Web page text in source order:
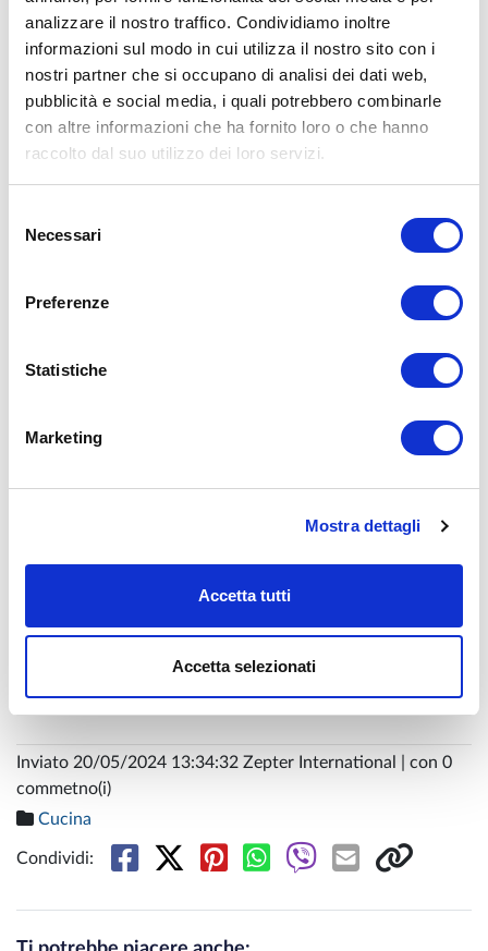
analizzare il nostro traffico. Condividiamo inoltre
informazioni sul modo in cui utilizza il nostro sito con i
nostri partner che si occupano di analisi dei dati web,
pubblicità e social media, i quali potrebbero combinarle
con altre informazioni che ha fornito loro o che hanno
raccolto dal suo utilizzo dei loro servizi.
delNecessari
Preferenze
Statistiche
Marketing
Mostra dettagli
Accetta tutti
Accetta selezionati
Per vedere il video incorporato su YouTube devi
accettare la nostra politica di consenso sui cookie.
Puoi sempre guardare il video direttamente su
YouTube tramite questoLink
utilizzare il Mixsy per frullare il basilico, la burrata e
Aggiungere i pomodorini tagliati a dadini e la pasta
fresca in una padella Zepter Z-FP2420-SC, senza
Condire con pepe
Cuocere a fuoco medio 160 C per 5 minuti, quindi
Inviato 20/05/2024 13:34:32 Zepter International | con 0
commetno(i)
Cucina
Condividi: